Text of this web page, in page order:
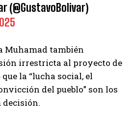
(@GustavoBolivar)
Muhamad también
irrestricta al proyecto de
la “lucha social, el
del pueblo” son los
decisión.